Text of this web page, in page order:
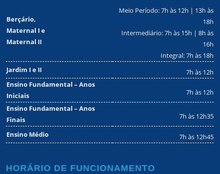
Berçário,
Maternal I e
Maternal II
Meio Período: 7h às 12h | 13h às
18h
Intermediário: 7h às 15h | 8h às
16h
Integral: 7h às 18h
Jardim I e II
7h às 12h
Ensino Fundamental – Anos
Iniciais
7h às 12h
Ensino Fundamental – Anos
Finais
7h às 12h35
Ensino Médio 7h às 12h45
HORÁRIO DE FUNCIONAMENTO